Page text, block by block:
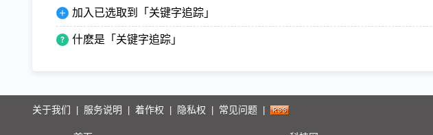
加入已选取到「关键字追踪」
什麽是「关键字追踪」
关于我们 服务说明 着作权 隐私权 常见问题